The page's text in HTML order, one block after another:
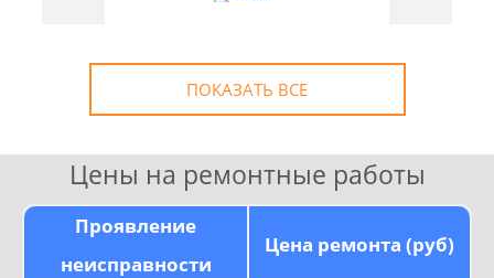
ПОКАЗАТЬ ВСЕ
Цены на ремонтные работы
Проявление
неисправности
Цена ремонта (руб)